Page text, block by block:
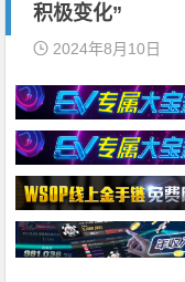
积极变化”
2024年8月10日